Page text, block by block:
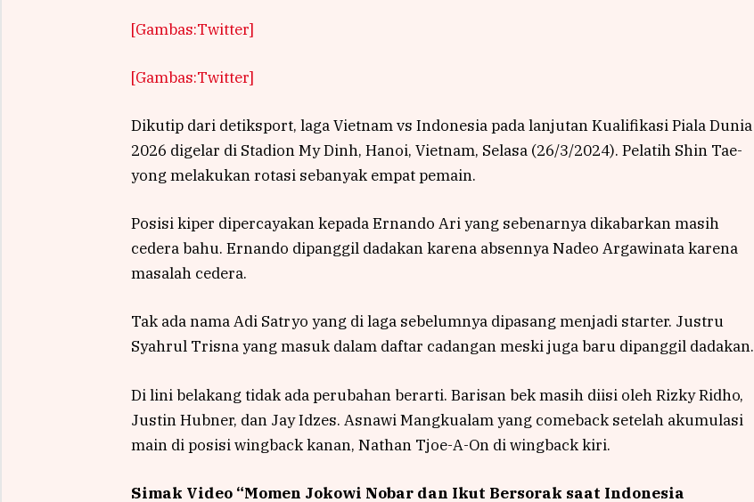
[Gambas:Twitter]
[Gambas:Twitter]
Dikutip dari detiksport, laga Vietnam vs Indonesia pada lanjutan Kualifikasi Piala Dunia
2026 digelar di Stadion My Dinh, Hanoi, Vietnam, Selasa (26/3/2024). Pelatih Shin Tae-
yong melakukan rotasi sebanyak empat pemain.
Posisi kiper dipercayakan kepada Ernando Ari yang sebenarnya dikabarkan masih
cedera bahu. Ernando dipanggil dadakan karena absennya Nadeo Argawinata karena
masalah cedera.
Tak ada nama Adi Satryo yang di laga sebelumnya dipasang menjadi starter. Justru
Syahrul Trisna yang masuk dalam daftar cadangan meski juga baru dipanggil dadakan.
Di lini belakang tidak ada perubahan berarti. Barisan bek masih diisi oleh Rizky Ridho,
Justin Hubner, dan Jay Idzes. Asnawi Mangkualam yang comeback setelah akumulasi
main di posisi wingback kanan, Nathan Tjoe-A-On di wingback kiri.
Simak Video “Momen Jokowi Nobar dan Ikut Bersorak saat Indonesia